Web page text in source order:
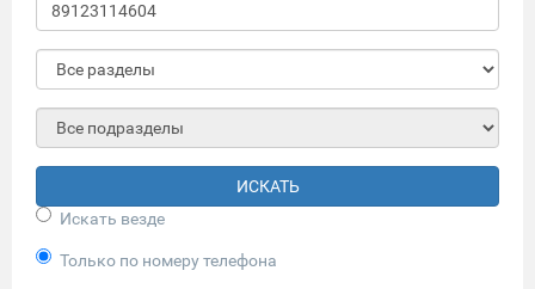
ИСКАТЬ
Искать везде
Только по номеру телефона